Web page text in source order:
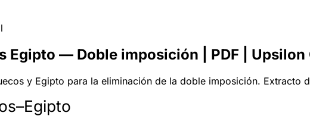
Egipto — Doble imposición | PDF |
y Egipto para la eliminación de la doble imposición. Extracto